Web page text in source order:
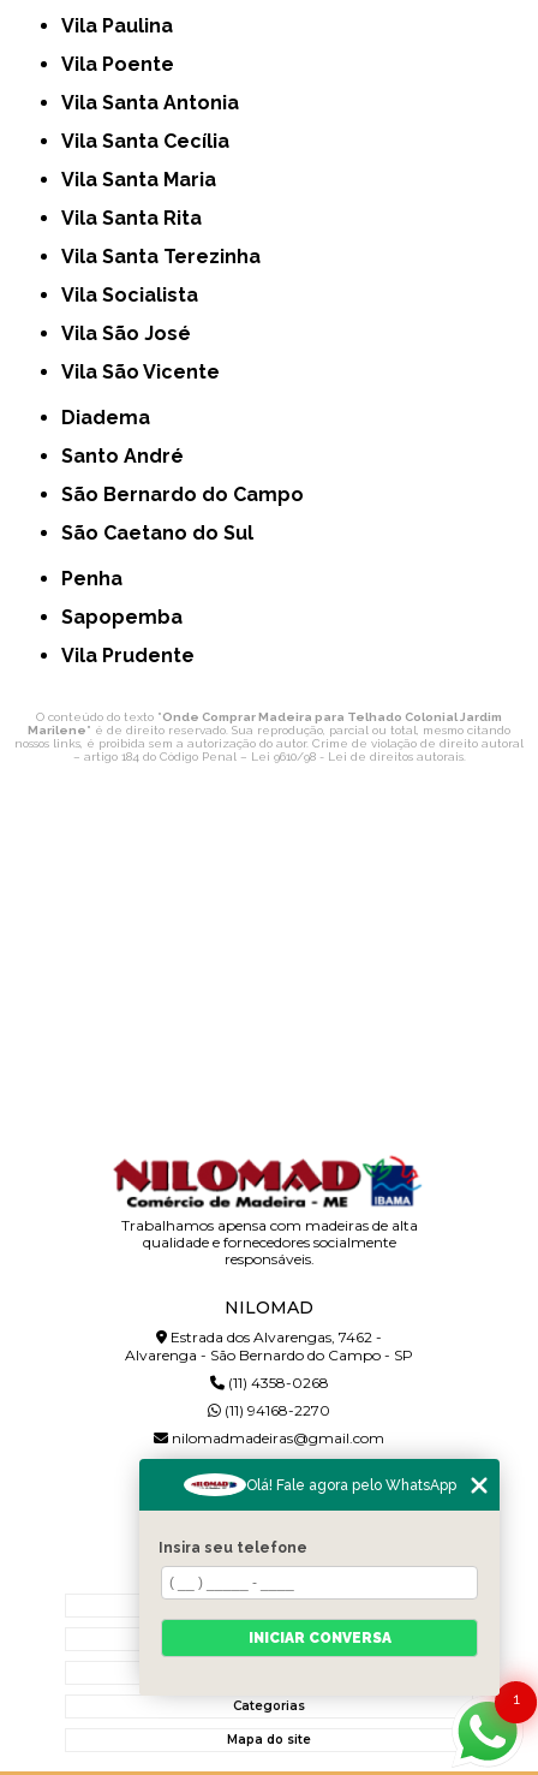
Vila Paulina
Vila Poente
Vila Santa Antonia
Vila Santa Cecília
Vila Santa Maria
Vila Santa Rita
Vila Santa Terezinha
Vila Socialista
Vila São José
Vila São Vicente
Diadema
Santo André
São Bernardo do Campo
São Caetano do Sul
Penha
Sapopemba
Vila Prudente
O conteúdo do texto "Onde Comprar Madeira para Telhado Colonial Jardim
Marilene" é de direito reservado. Sua reprodução, parcial ou total, mesmo citando
nossos links, é proibida sem a autorização do autor. Crime de violação de direito autoral
– artigo 184 do Código Penal – Lei 9610/98 - Lei de direitos autorais.
Trabalhamos apensa com madeiras de alta
qualidade e fornecedores socialmente
responsáveis.
NILOMAD
Estrada dos Alvarengas, 7462 -
Alvarenga - São Bernardo do Campo - SP
(11) 4358-0268
(11) 94168-2270
nilomadmadeiras@gmail.com
SIGA-NOS!
MENU
Quem somos
Categorias
Mapa do site
1
Olá! Fale agora pelo WhatsApp
Insira seu telefone
INICIAR CONVERSA